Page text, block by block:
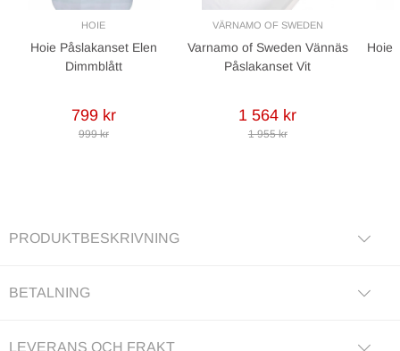
HOIE
Hoie Påslakanset Elen
Dimmblått
799 kr
999 kr
VÄRNAMO OF SWEDEN
Varnamo of Sweden Vännäs
Påslakanset Vit
1 564 kr
1 955 kr
Hoie
PRODUKTBESKRIVNING
BETALNING
LEVERANS OCH FRAKT